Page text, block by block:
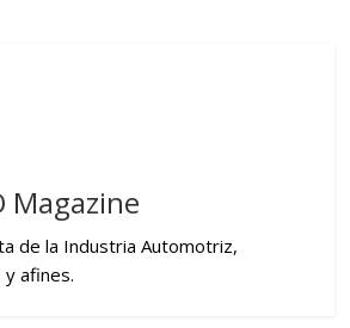
Magazine
de la Industria Automotriz,
afines.